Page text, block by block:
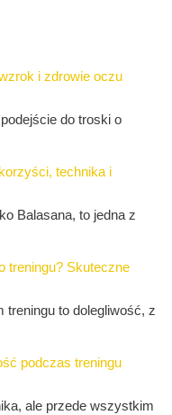
i zdrowie oczu
do troski o
technika i
Balasana, to jedna z
treningu? Skuteczne
treningu to dolegliwość, z
podczas treningu
ale przede wszystkim